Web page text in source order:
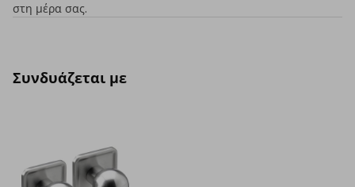
στη μέρα σας.
Συνδυάζεται με